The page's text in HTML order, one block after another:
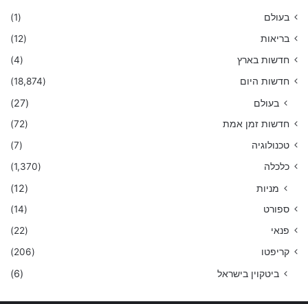
בעולם
(1)
בריאות
(12)
חדשות בארץ
(4)
חדשות היום
(18,874)
בעולם (27)
חדשות זמן אמת
(72)
טכנולוגיה
(7)
כלכלה
(1,370)
מניות (12)
ספורט
(14)
פנאי
(22)
קריפטו
(206)
ביטקוין בישראל (6)